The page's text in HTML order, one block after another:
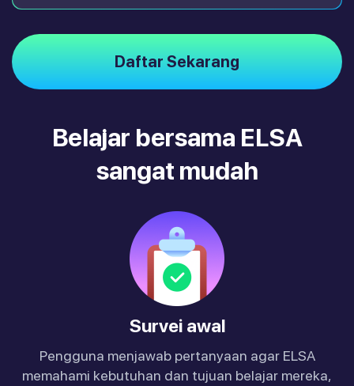
Daftar Sekarang
Belajar bersama ELSA
sangat mudah
Survei awal
Pengguna menjawab pertanyaan agar ELSA
memahami kebutuhan dan tujuan belajar mereka,